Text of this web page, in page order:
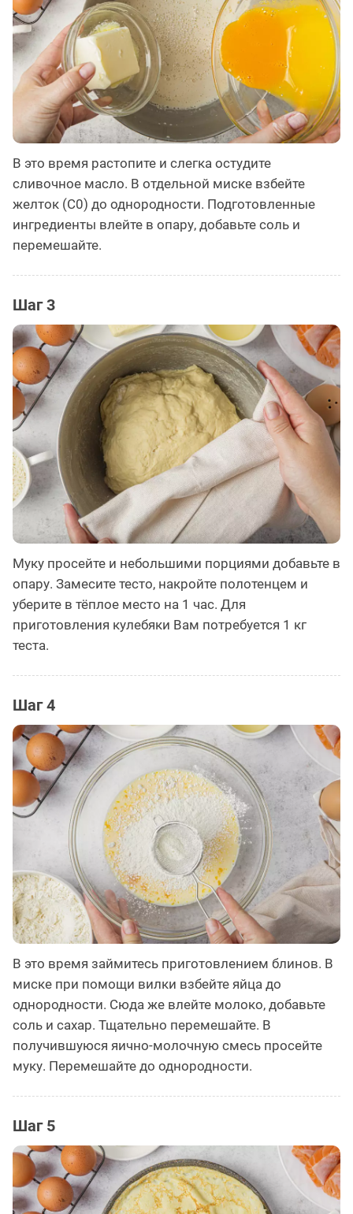
В это время растопите и слегка остудите
сливочное масло. В отдельной миске взбейте
желток (С0) до однородности. Подготовленные
ингредиенты влейте в опару, добавьте соль и
перемешайте.
Шаг 3
Муку просейте и небольшими порциями добавьте в
опару. Замесите тесто, накройте полотенцем и
уберите в тёплое место на 1 час. Для
приготовления кулебяки Вам потребуется 1 кг
теста.
Шаг 4
В это время займитесь приготовлением блинов. В
миске при помощи вилки взбейте яйца до
однородности. Сюда же влейте молоко, добавьте
соль и сахар. Тщательно перемешайте. В
получившуюся яично-молочную смесь просейте
муку. Перемешайте до однородности.
Шаг 5